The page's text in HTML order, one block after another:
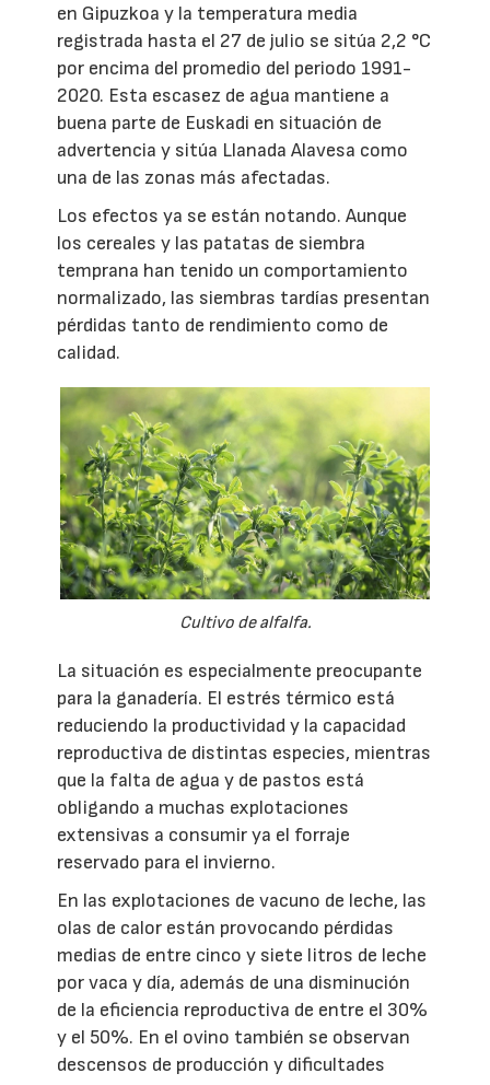
en Gipuzkoa y la temperatura media
registrada hasta el 27 de julio se sitúa 2,2 °C
por encima del promedio del periodo 1991-
2020. Esta escasez de agua mantiene a
buena parte de Euskadi en situación de
advertencia y sitúa Llanada Alavesa como
una de las zonas más afectadas.
Los efectos ya se están notando. Aunque
los cereales y las patatas de siembra
temprana han tenido un comportamiento
normalizado, las siembras tardías presentan
pérdidas tanto de rendimiento como de
calidad.
Cultivo de alfalfa.
La situación es especialmente preocupante
para la ganadería. El estrés térmico está
reduciendo la productividad y la capacidad
reproductiva de distintas especies, mientras
que la falta de agua y de pastos está
obligando a muchas explotaciones
extensivas a consumir ya el forraje
reservado para el invierno.
En las explotaciones de vacuno de leche, las
olas de calor están provocando pérdidas
medias de entre cinco y siete litros de leche
por vaca y día, además de una disminución
de la eficiencia reproductiva de entre el 30%
y el 50%. En el ovino también se observan
descensos de producción y dificultades